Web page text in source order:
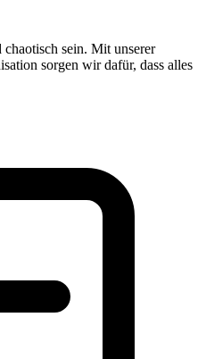
sein. Mit unserer
sorgen wir dafür, dass alles